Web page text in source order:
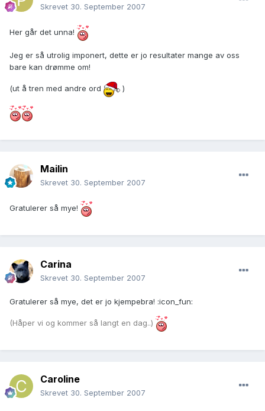
Skrevet 30. September 2007
Her går det unna!
Jeg er så utrolig imponert, dette er jo resultater mange av oss
bare kan drømme om!
(ut å tren med andre ord )
Mailin
Skrevet 30. September 2007
Gratulerer så mye!
Carina
Skrevet 30. September 2007
Gratulerer så mye, det er jo kjempebra! :icon_fun:
(Håper vi og kommer så langt en dag..)
Caroline
Skrevet 30. September 2007